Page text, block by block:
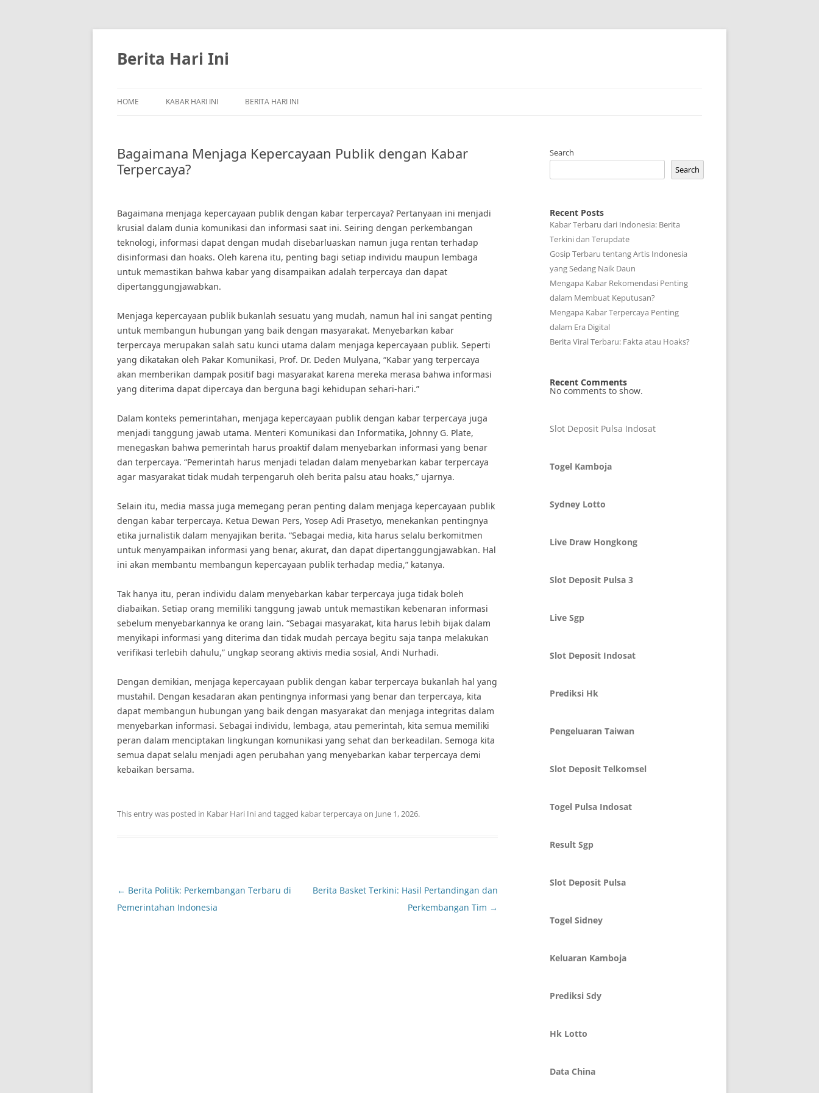
Skip
content
Berita Hari Ini
HOME KABAR HARI INI BERITA HARI INI
Bagaimana Menjaga Kepercayaan Publik dengan Kabar
Terpercaya?
Bagaimana menjaga kepercayaan publik dengan kabar terpercaya? Pertanyaan ini menjadi
krusial dalam dunia komunikasi dan informasi saat ini. Seiring dengan perkembangan
teknologi, informasi dapat dengan mudah disebarluaskan namun juga rentan terhadap
disinformasi dan hoaks. Oleh karena itu, penting bagi setiap individu maupun lembaga
untuk memastikan bahwa kabar yang disampaikan adalah terpercaya dan dapat
dipertanggungjawabkan.
Menjaga kepercayaan publik bukanlah sesuatu yang mudah, namun hal ini sangat penting
untuk membangun hubungan yang baik dengan masyarakat. Menyebarkan kabar
terpercaya merupakan salah satu kunci utama dalam menjaga kepercayaan publik. Seperti
yang dikatakan oleh Pakar Komunikasi, Prof. Dr. Deden Mulyana, “Kabar yang terpercaya
akan memberikan dampak positif bagi masyarakat karena mereka merasa bahwa informasi
yang diterima dapat dipercaya dan berguna bagi kehidupan sehari-hari.”
Dalam konteks pemerintahan, menjaga kepercayaan publik dengan kabar terpercaya juga
menjadi tanggung jawab utama. Menteri Komunikasi dan Informatika, Johnny G. Plate,
menegaskan bahwa pemerintah harus proaktif dalam menyebarkan informasi yang benar
dan terpercaya. “Pemerintah harus menjadi teladan dalam menyebarkan kabar terpercaya
agar masyarakat tidak mudah terpengaruh oleh berita palsu atau hoaks,” ujarnya.
Selain itu, media massa juga memegang peran penting dalam menjaga kepercayaan publik
dengan kabar terpercaya. Ketua Dewan Pers, Yosep Adi Prasetyo, menekankan pentingnya
etika jurnalistik dalam menyajikan berita. “Sebagai media, kita harus selalu berkomitmen
untuk menyampaikan informasi yang benar, akurat, dan dapat dipertanggungjawabkan. Hal
ini akan membantu membangun kepercayaan publik terhadap media,” katanya.
Tak hanya itu, peran individu dalam menyebarkan kabar terpercaya juga tidak boleh
diabaikan. Setiap orang memiliki tanggung jawab untuk memastikan kebenaran informasi
sebelum menyebarkannya ke orang lain. “Sebagai masyarakat, kita harus lebih bijak dalam
menyikapi informasi yang diterima dan tidak mudah percaya begitu saja tanpa melakukan
verifikasi terlebih dahulu,” ungkap seorang aktivis media sosial, Andi Nurhadi.
Dengan demikian, menjaga kepercayaan publik dengan kabar terpercaya bukanlah hal yang
mustahil. Dengan kesadaran akan pentingnya informasi yang benar dan terpercaya, kita
dapat membangun hubungan yang baik dengan masyarakat dan menjaga integritas dalam
menyebarkan informasi. Sebagai individu, lembaga, atau pemerintah, kita semua memiliki
peran dalam menciptakan lingkungan komunikasi yang sehat dan berkeadilan. Semoga kita
semua dapat selalu menjadi agen perubahan yang menyebarkan kabar terpercaya demi
kebaikan bersama.
This entry was posted in Kabar Hari Iniand tagged kabar terpercaya on June 1, 2026.
Post
navigation
← Berita Politik: Perkembangan Terbaru di
Pemerintahan Indonesia
Berita Basket Terkini: Hasil Pertandingan dan
Perkembangan Tim →
Search
Search
Recent Posts
Kabar Terbaru dari Indonesia: Berita
Terkini dan Terupdate
Gosip Terbaru tentang Artis Indonesia
yang Sedang Naik Daun
Mengapa Kabar Rekomendasi Penting
dalam Membuat Keputusan?
Mengapa Kabar Terpercaya Penting
dalam Era Digital
Berita Viral Terbaru: Fakta atau Hoaks?
Recent Comments
No comments to show.
Slot Deposit Pulsa Indosat
Togel Kamboja
Sydney Lotto
Live Draw Hongkong
Slot Deposit Pulsa 3
Live Sgp
Slot Deposit Indosat
Prediksi Hk
Pengeluaran Taiwan
Slot Deposit Telkomsel
Togel Pulsa Indosat
Result Sgp
Slot Deposit Pulsa
Togel Sidney
Keluaran Kamboja
Prediksi Sdy
Hk Lotto
Data China